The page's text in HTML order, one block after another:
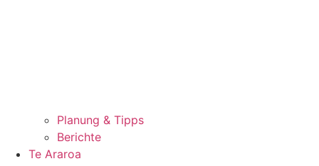
Planung & Tipps
Berichte
Te Araroa